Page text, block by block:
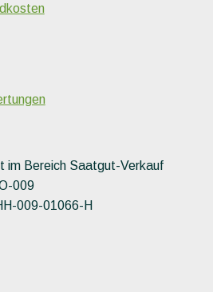
im Bereich Saatgut-Verkauf
009
009-01066-H